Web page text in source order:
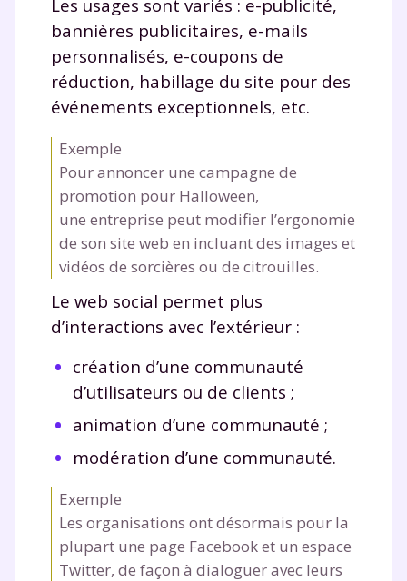
Les usages sont variés : e-publicité,
bannières publicitaires, e-mails
personnalisés, e-coupons de
réduction, habillage du site pour des
événements exceptionnels, etc.
Exemple
Pour annoncer une campagne de
promotion pour Halloween,
une entreprise peut modifier l’ergonomie
de son site web en incluant des images et
vidéos de sorcières ou de citrouilles.
Le web social permet plus
d’interactions avec l’extérieur :
création d’une communauté
d’utilisateurs ou de clients ;
animation d’une communauté ;
modération d’une communauté.
Exemple
Les organisations ont désormais pour la
plupart une page Facebook et un espace
Twitter, de façon à dialoguer avec leurs